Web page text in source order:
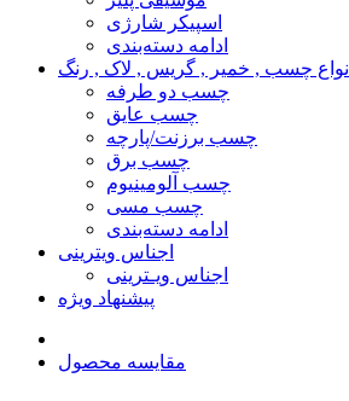
اسپیکر شارژی
ادامه دسته‌بندی
انواع چسب , خمیر , گریس , لاک , رنگ
چسب دو طرفه
چسب عایق
چسب برزنت/پارچه
چسب برق
چسب آلومینیوم
چسب مسی
ادامه دسته‌بندی
اجناس ویترینی
اجناس ویـترینی
پیشنهاد ویژه
مقایسه محصول